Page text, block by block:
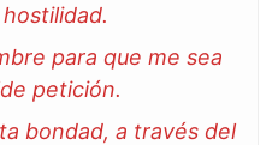
para que me sea
petición.
bondad, a través del